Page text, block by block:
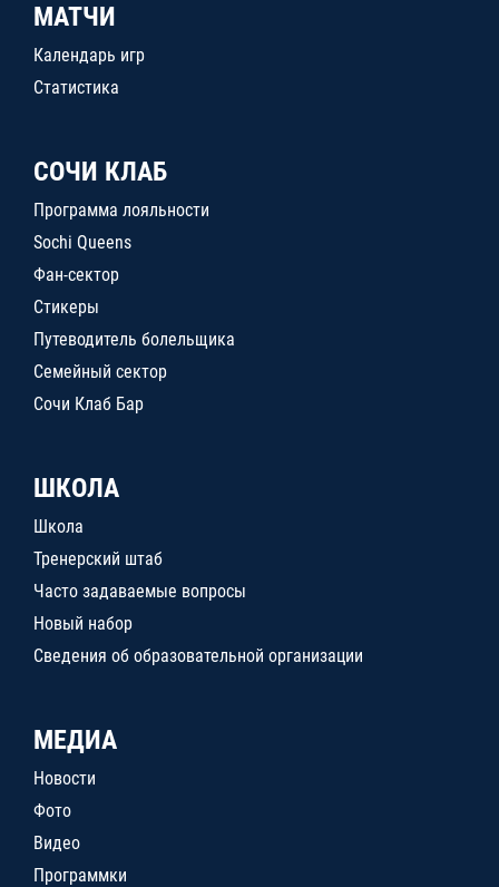
МАТЧИ
Календарь игр
Статистика
СОЧИ КЛАБ
Программа лояльности
Sochi Queens
Фан-сектор
Стикеры
Путеводитель болельщика
Семейный сектор
Сочи Клаб Бар
ШКОЛА
Школа
Тренерский штаб
Часто задаваемые вопросы
Новый набор
Сведения об образовательной организации
МЕДИА
Новости
Фото
Видео
Программки